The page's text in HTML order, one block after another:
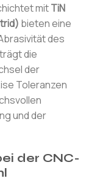
mitTiN
bieten eine
des
die
der
Toleranzen
und der
der CNC-